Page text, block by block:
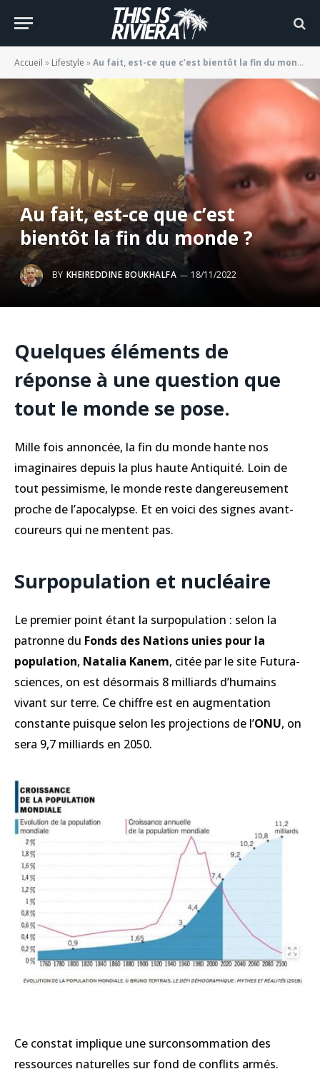
Accueil » Lifestyle »Au fait, est-ce que c’est bientôt la fin du monde ?
Au fait, est-ce que c’est
bientôt la fin du monde ?
BY KHEIREDDINE BOUKHALFA 18/11/2022
Quelques éléments de
réponse à une question que
tout le monde se pose.
Mille fois annoncée, la fin du monde hante nos
imaginaires depuis la plus haute Antiquité. Loin de
tout pessimisme, le monde reste dangereusement
proche de l’apocalypse. Et en voici des signes avant-
coureurs qui ne mentent pas.
Surpopulation et nucléaire
Le premier point étant la surpopulation : selon la
patronne du Fonds des Nations unies pour la
population, Natalia Kanem, citée par le site Futura-
sciences, on est désormais 8 milliards d’humains
vivant sur terre. Ce chiffre est en augmentation
constante puisque selon les projections de l’ONU, on
sera 9,7 milliards en 2050.
Ce constat implique une surconsommation des
ressources naturelles sur fond de conflits armés.